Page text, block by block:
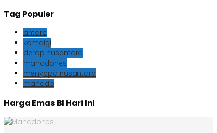
Tag Populer
antara
komdigi
derap nusantara
manadones
menyapa nusantara
manado
Harga Emas BI Hari Ini